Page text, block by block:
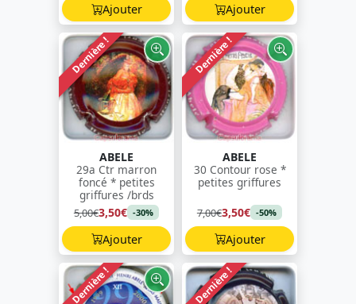
Ajouter Ajouter
Dernière !
ABELE
29a Ctr marron
foncé * petites
griffures /brds
5,00€3,50€ -30%
Ajouter
Dernière !
ABELE
30 Contour rose *
petites griffures
7,00€3,50€ -50%
Ajouter
Dernière ! Dernière !